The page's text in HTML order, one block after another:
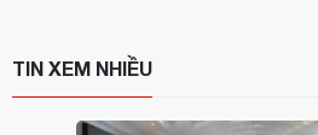
TIN XEM NHIỀU